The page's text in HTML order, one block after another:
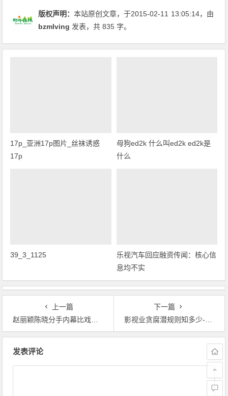
版权声明：本站原创文章，于2015-02-11 13:05:14，由
bzmlving 发表，共 835 字。
17p_亚洲17p图片_丝袜诱惑
17p
母狗ed2k 什么叫ed2k ed2k是
什么
39_3_1125
乐视汽车回应融资传闻：核心信
息均不实
上一篇
赵丽颖陈晓分手内幕比戏还狗血-赵丽颖陈晓分手内幕曝光
下一篇
影视业贪腐潜规则知多少-有点权力就等值于人民币
发表评论